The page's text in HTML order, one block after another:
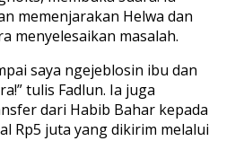
memenjarakan Helwa dan
menyelesaikan masalah.
saya ngejeblosin ibu dan
tulis Fadlun. Ia juga
dari Habib Bahar kepada
Rp5 juta yang dikirim melalui